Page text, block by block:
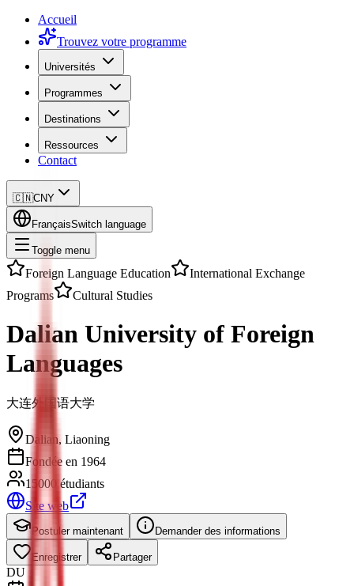
Accueil
Trouvez votre programme
Universités
Programmes
Destinations
Ressources
Contact
🇨🇳CNY
FrançaisSwitch language
Toggle menu
Foreign Language Education
International Exchange
Programs
Cultural Studies
Dalian University of Foreign
Languages
大连外国语大学
Dalian, Liaoning
Fondée en 1964
15000 étudiants
Site web
Postuler maintenant Demander des informations
Enregistrer Partager
DU